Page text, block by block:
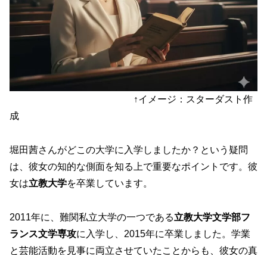
↑イメージ：スターダスト作
成
堀田茜さんがどこの大学に入学しましたか？という疑問
は、彼女の知的な側面を知る上で重要なポイントです。彼
女は立教大学を卒業しています。
2011年に、難関私立大学の一つである立教大学文学部フ
ランス文学専攻に入学し、2015年に卒業しました。学業
と芸能活動を見事に両立させていたことからも、彼女の真